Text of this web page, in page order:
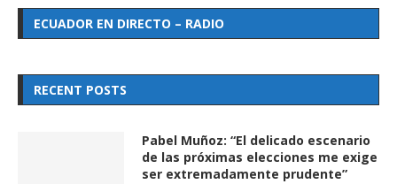
ECUADOR EN DIRECTO – RADIO
RECENT POSTS
Pabel Muñoz: “El delicado escenario
de las próximas elecciones me exige
ser extremadamente prudente”